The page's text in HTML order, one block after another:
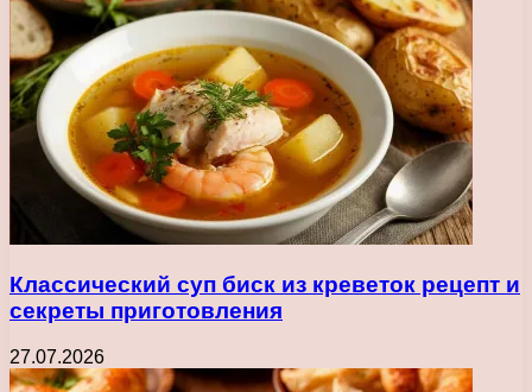
Классический суп биск из креветок рецепт и
секреты приготовления
27.07.2026